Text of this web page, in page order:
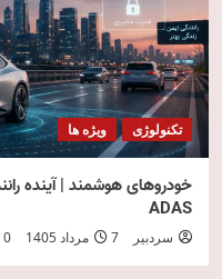
تکنولوژی ویژه ها
خودروهای هوشمند | آینده
ADAS
سردبیر 7 مرداد 1405 0